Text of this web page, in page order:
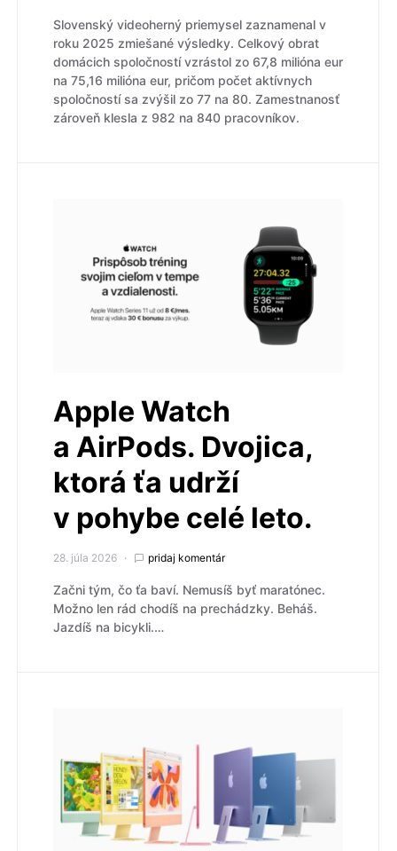
Slovenský videoherný priemysel zaznamenal v
roku 2025 zmiešané výsledky. Celkový obrat
domácich spoločností vzrástol zo 67,8 milióna eur
na 75,16 milióna eur, pričom počet aktívnych
spoločností sa zvýšil zo 77 na 80. Zamestnanosť
zároveň klesla z 982 na 840 pracovníkov.
Apple Watch
a AirPods. Dvojica,
ktorá ťa udrží
v pohybe celé leto.
28. júla 2026 pridaj komentár
Začni tým, čo ťa baví. Nemusíš byť maratónec.
Možno len rád chodíš na prechádzky. Beháš.
Jazdíš na bicykli.…